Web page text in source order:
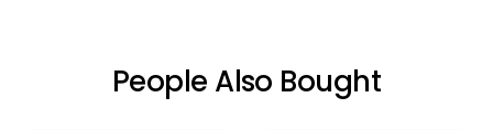
People Also Bought